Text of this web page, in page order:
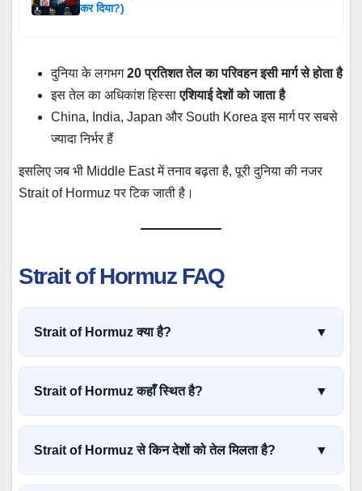
कर दिया?)
दुनिया के लगभग20 प्रतिशत तेल का परिवहन इसी मार्ग से होता है
इस तेल का अधिकांश हिस्साएशियाई देशों को जाता है
China, India, Japan और South Korea इस मार्ग पर सबसे
ज्यादा निर्भर हैं
इसलिए जब भी Middle East में तनाव बढ़ता है, पूरी दुनिया की नजर
Strait of Hormuz पर टिक जाती है।
Strait of Hormuz FAQ
Strait of Hormuz क्या है? ▼
Strait of Hormuz Persian Gulf और Gulf of Oman को जोड़ने
वाला एक महत्वपूर्ण समुद्री मार्ग है जिससे दुनिया के लगभग 20 प्रतिशत
Strait of Hormuz कहाँ स्थित है? ▼
यह Middle East में Iran और Oman के बीच स्थित है और वैश्विक
ऊर्जा व्यापार के लिए अत्यंत महत्वपूर्ण मार्ग है।
Strait of Hormuz से किन देशों को तेल मिलता है? ▼
China, India, Japan, South Korea, Taiwan, Singapore